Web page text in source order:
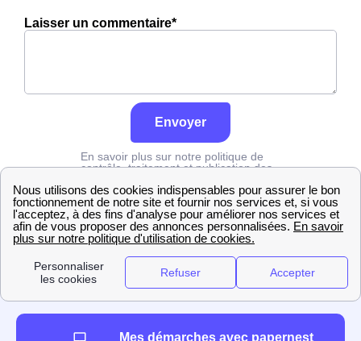
Laisser un commentaire*
Envoyer
En savoir plus sur notre politique de
contrôle, traitement et publication des
Edf Vendée Mouilleron-Le-Captif
Mes démarches avec papernest